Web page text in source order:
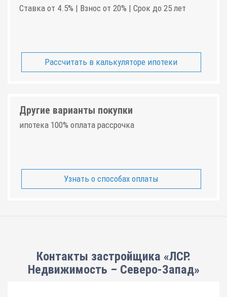
Ставка от 4.5% | Взнос от 20% | Срок до 25 лет
Рассчитать в калькуляторе ипотеки
Другие варианты покупки
ипотека 100% оплата рассрочка
Узнать о способах оплаты
Контакты застройщика «ЛСР.
Недвижимость – Северо-Запад»